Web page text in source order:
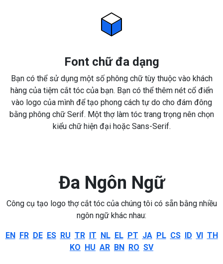
Font chữ đa dạng
Bạn có thể sử dụng một số phông chữ tùy thuộc vào khách
hàng của tiệm cắt tóc của bạn. Bạn có thể thêm nét cổ điển
vào logo của mình để tạo phong cách tự do cho đám đông
bằng phông chữ Serif. Một thợ làm tóc trang trọng nên chọn
kiểu chữ hiện đại hoặc Sans-Serif.
Đa Ngôn Ngữ
Công cụ tạo logo thợ cắt tóc của chúng tôi có sẵn bằng nhiều
ngôn ngữ khác nhau:
EN FR DE ES RU TR IT NL EL PT JA PL CS ID VI TH
KO HU AR BN RO SV